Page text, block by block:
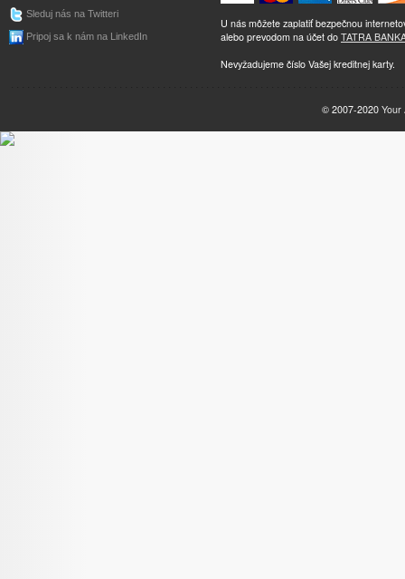
Sleduj nás na Twitteri
Pripoj sa k nám na LinkedIn
U nás môžete zaplatiť bezpečnou
alebo prevodom na účet do TATRA
Nevyžadujeme číslo Vašej kreditnej karty.
© 2007-2020 Your